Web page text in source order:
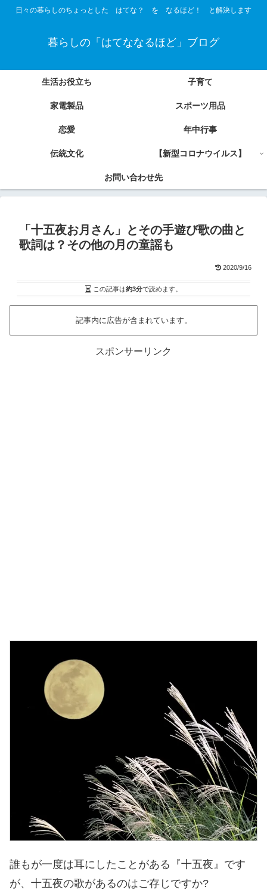
日々の暮らしのちょっとした はてな？ を なるほど！ と解決します
暮らしの「はてななるほど」ブログ
生活お役立ち 子育て
家電製品 スポーツ用品
恋愛 年中行事
伝統文化 【新型コロナウイルス】
お問い合わせ先
「十五夜お月さん」とその手遊び歌の曲と
歌詞は？その他の月の童謡も
2020/9/16
この記事は約3分で読めます。
記事内に広告が含まれています。
スポンサーリンク
誰もが一度は耳にしたことがある『十五夜』です
が、十五夜の歌があるのはご存じですか?